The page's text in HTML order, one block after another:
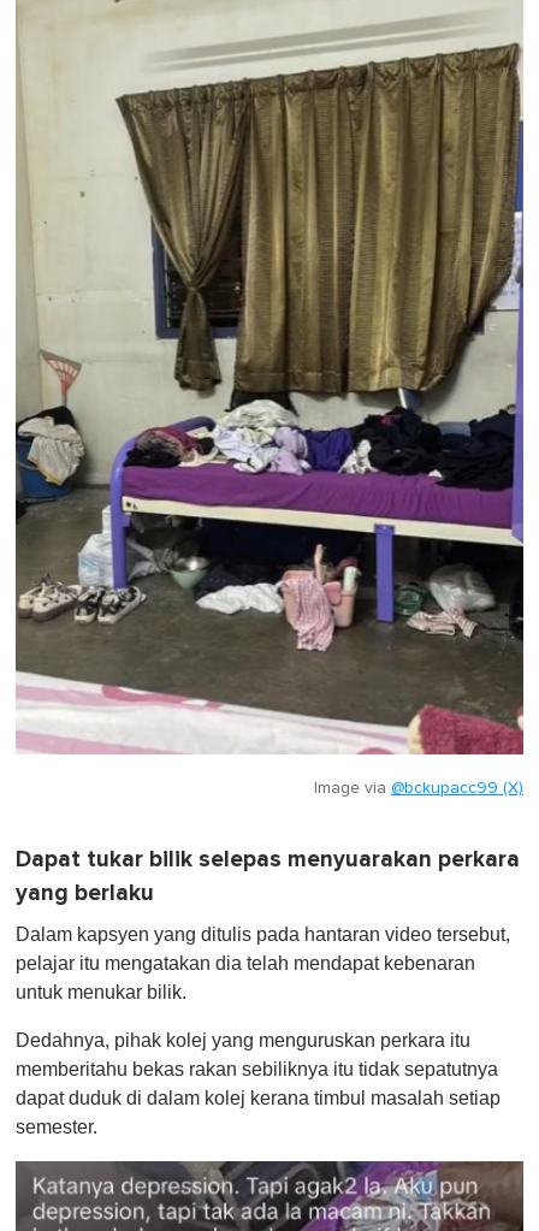
Image via @bckupacc99 (X)
Dapat tukar bilik selepas menyuarakan perkara
yang berlaku
Dalam kapsyen yang ditulis pada hantaran video tersebut,
pelajar itu mengatakan dia telah mendapat kebenaran
untuk menukar bilik.
Dedahnya, pihak kolej yang menguruskan perkara itu
memberitahu bekas rakan sebiliknya itu tidak sepatutnya
dapat duduk di dalam kolej kerana timbul masalah setiap
semester.